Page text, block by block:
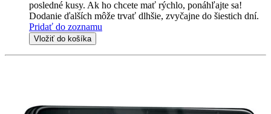
posledné kusy. Ak ho chcete mať rýchlo, ponáhľajte sa!
Dodanie ďalších môže trvať dlhšie, zvyčajne do šiestich dní.
Pridať do zoznamu
Vložiť do košíka